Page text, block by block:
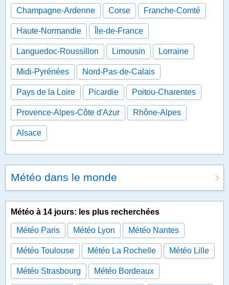
Champagne-Ardenne Corse Franche-Comté
Haute-Normandie Île-de-France
Languedoc-Roussillon Limousin Lorraine
Midi-Pyrénées Nord-Pas-de-Calais
Pays de la Loire Picardie Poitou-Charentes
Provence-Alpes-Côte d'Azur Rhône-Alpes
Alsace
Météo dans le monde
Météo à 14 jours: les plus recherchées
Météo Paris Météo Lyon Météo Nantes
Météo Toulouse Météo La Rochelle Météo Lille
Météo Strasbourg Météo Bordeaux